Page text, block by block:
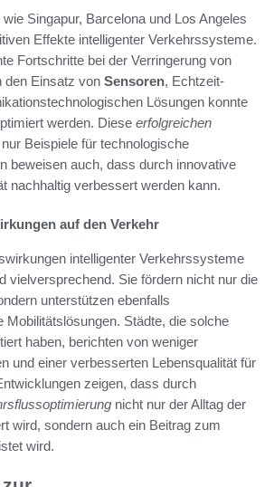
Singapur, Barcelona und Los Angeles
Effekte intelligenter Verkehrssysteme.
Fortschritte bei der Verringerung von
den Einsatz von Sensoren, Echtzeit-
Lösungen konnte
werden. Diese erfolgreichen
Beispiele für technologische
beweisen auch, dass durch innovative
nachhaltig verbessert werden kann.
auf den Verkehr
intelligenter Verkehrssysteme
vielversprechend. Sie fördern nicht nur die
unterstützen ebenfalls
Mobilitätslösungen. Städte, die solche
haben, berichten von weniger
und einer verbesserten Lebensqualität für
zeigen, dass durch
nicht nur der Alltag der
wird, sondern auch ein Beitrag zum
wird.